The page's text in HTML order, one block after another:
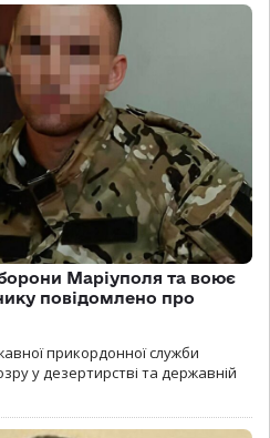
Маріуполя та воює
повідомлено про
прикордонної служби
у дезертирстві та державній